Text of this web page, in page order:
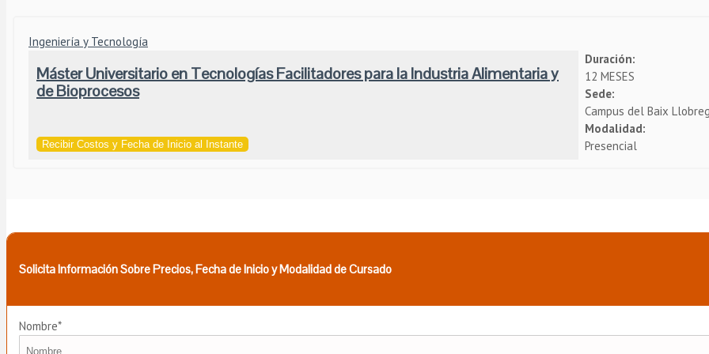
Ingeniería y Tecnología
Máster Universitario en Tecnologías Facilitadores para la Industria Alimentaria y
de Bioprocesos
Recibir Costos y Fecha de Inicio al Instante
Duración:
12 MESES
Sede:
Campus del Baix
Modalidad:
Presencial
Solicita Información Sobre Precios, Fecha de Inicio y Modalidad de Cursado
Nombre*